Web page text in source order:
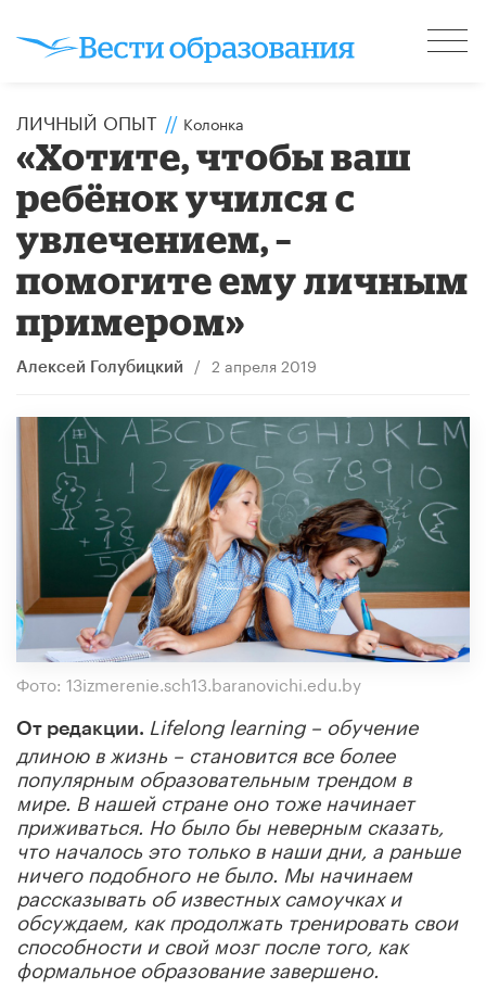
ЛИЧНЫЙ ОПЫТ // Колонка
«Хотите, чтобы ваш
ребёнок учился с
увлечением, –
помогите ему личным
примером»
Алексей Голубицкий / 2 апреля 2019
Фото: 13izmerenie.sch13.baranovichi.edu.by
От редакции. Lifelong learning – обучение
длиною в жизнь – становится все более
популярным образовательным трендом в
мире. В нашей стране оно тоже начинает
приживаться. Но было бы неверным сказать,
что началось это только в наши дни, а раньше
ничего подобного не было. Мы начинаем
рассказывать об известных самоучках и
обсуждаем, как продолжать тренировать свои
способности и свой мозг после того, как
формальное образование завершено.